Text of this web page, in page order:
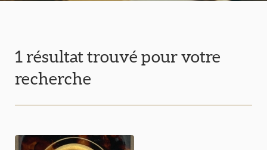
1 résultat trouvé pour votre
recherche